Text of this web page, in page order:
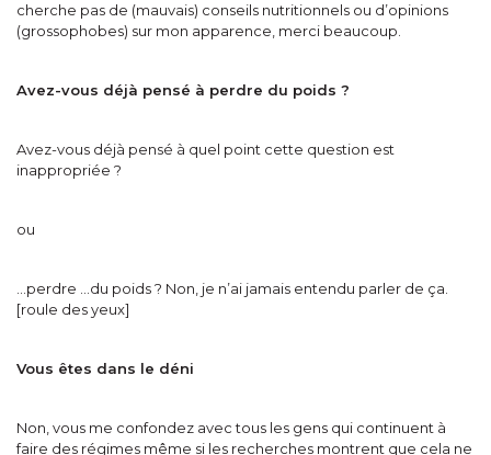
cherche pas de (mauvais) conseils nutritionnels ou d’opinions
(grossophobes) sur mon apparence, merci beaucoup.
Avez-vous déjà pensé à perdre du poids ?
Avez-vous déjà pensé à quel point cette question est
inappropriée ?
ou
…perdre …du poids ? Non, je n’ai jamais entendu parler de ça.
[roule des yeux]
Vous êtes dans le déni
Non, vous me confondez avec tous les gens qui continuent à
faire des régimes même si les recherches montrent que cela ne